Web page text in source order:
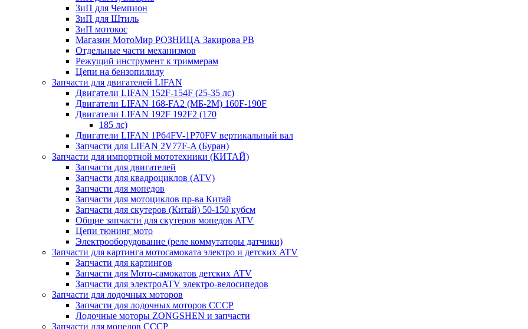
ЗиП для Чемпион
ЗиП для Штиль
ЗиП мотокос
Магазин МотоМир РОЗНИЦА Закирова РВ
Отдельные части механизмов
Режущий инструмент к триммерам
Цепи на бензопилилу
Запчасти для двигателей LIFAN
Двигатели LIFAN 152F-154F (25-35 лс)
Двигатели LIFAN 168-FA2 (МБ-2М) 160F-190F
Двигатели LIFAN 192F 192F2 (170
185 лс)
Двигатели LIFAN 1Р64FV-1Р70FV вертикальный вал
Запчасти для LIFAN 2V77F-A (Буран)
Запчасти для импортной мототехники (КИТАЙ)
Запчасти для двигателей
Запчасти для квадроциклов (ATV)
Запчасти для мопедов
Запчасти для мотоциклов пр-ва Китай
Запчасти для скутеров (Китай) 50-150 кубсм
Общие запчасти для скутеров мопедов ATV
Цепи тюнинг мото
Электрооборудование (реле коммутаторы датчики)
Запчасти для картинга мотосамоката электро и детских ATV
Запчасти для картингов
Запчасти для Мото-самокатов детских ATV
Запчасти для электроATV электро-велосипедов
Запчасти для лодочных моторов
Запчасти для лодочных моторов СССР
Лодочные моторы ZONGSHEN и запчасти
Запчасти для мопедов СССР